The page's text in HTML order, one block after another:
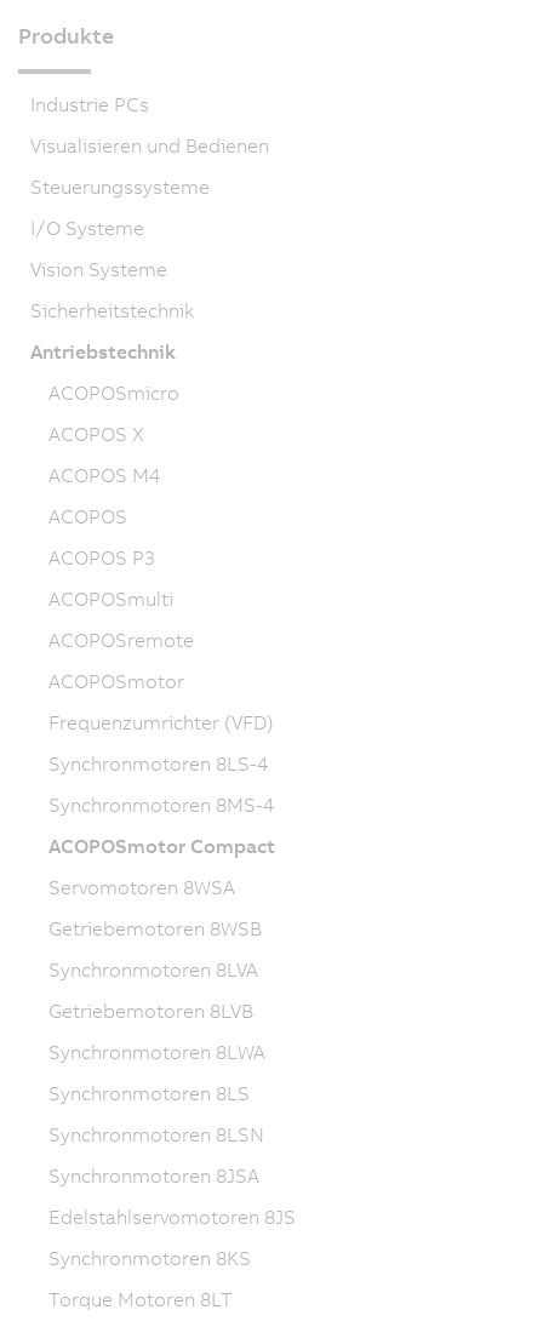
Produkte
Industrie PCs
Visualisieren und Bedienen
Steuerungssysteme
I/O Systeme
Vision Systeme
Sicherheitstechnik
Antriebstechnik
ACOPOSmicro
ACOPOS X
ACOPOS M4
ACOPOS
ACOPOS P3
ACOPOSmulti
ACOPOSremote
ACOPOSmotor
Frequenzumrichter (VFD)
Synchronmotoren 8LS-4
Synchronmotoren 8MS-4
ACOPOSmotor Compact
Servomotoren 8WSA
Getriebemotoren 8WSB
Synchronmotoren 8LVA
Getriebemotoren 8LVB
Synchronmotoren 8LWA
Synchronmotoren 8LS
Synchronmotoren 8LSN
Synchronmotoren 8JSA
Edelstahlservomotoren 8JS
Synchronmotoren 8KS
Torque Motoren 8LT